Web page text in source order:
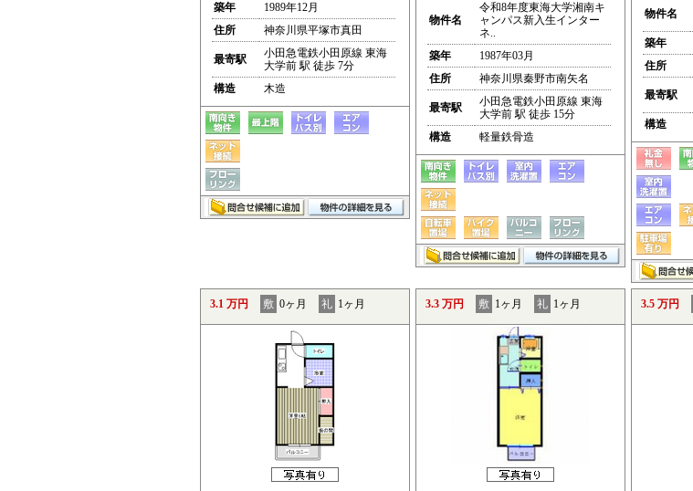
築年
1989年12月
住所
神奈川県平塚市真田
最寄駅
小田急電鉄小田原線 東海
大学前 駅 徒歩 7分
構造
木造
物件名
令和8年度東海大学湘南キ
ャンパス新入生インター
ネ..
築年
1987年03月
住所
神奈川県秦野市南矢名
最寄駅
小田急電鉄小田原線 東海
大学前 駅 徒歩 15分
構造
軽量鉄骨造
物件名
築年
住所
最寄駅
構造
3.1 万円 敷 0ヶ月 礼 1ヶ月 3.3 万円 敷 1ヶ月 礼 1ヶ月 3.5 万円